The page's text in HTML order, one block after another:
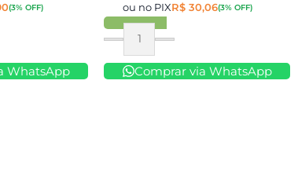
(3% OFF)
WhatsApp
ou no PIXR$ 30,06(3% OFF)
Comprar
Comprar via WhatsApp